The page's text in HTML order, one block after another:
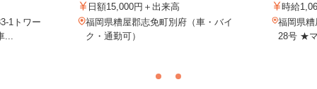
1トワー
日額15,000円＋出来高
福岡県糟屋郡志免町別府（車・バイ
ク・通勤可）
時給
福岡県糟
28号 ★